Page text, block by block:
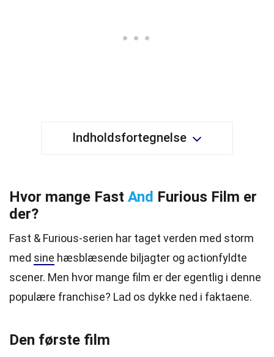
Indholdsfortegnelse
Hvor mange Fast And Furious Film er
der?
Fast & Furious-serien har taget verden med storm
med sine hæsblæsende biljagter og actionfyldte
scener. Men hvor mange film er der egentlig i denne
populære franchise? Lad os dykke ned i faktaene.
Den første film